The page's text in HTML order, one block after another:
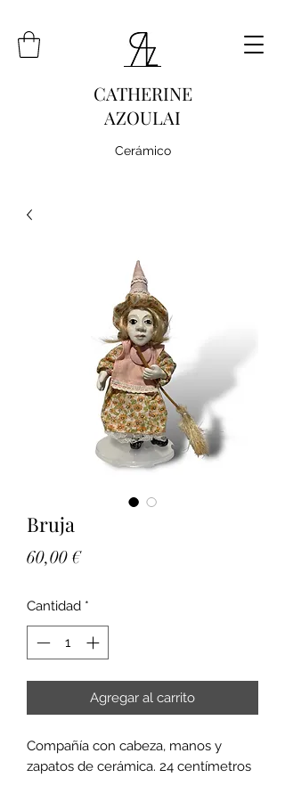
CATHERINE
AZOULAI
Cerámico
Bruja
60,00 €Precio
Cantidad *
Agregar al carrito
Compañía con cabeza, manos y
zapatos de cerámica. 24 centímetros